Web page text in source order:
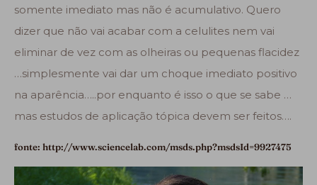
somente imediato mas não é acumulativo. Quero
dizer que não vai acabar com a celulites nem vai
eliminar de vez com as olheiras ou pequenas flacidez
…simplesmente vai dar um choque imediato positivo
na aparência…..por enquanto é isso o que se sabe …
mas estudos de aplicação tópica devem ser feitos….
fonte: http://www.sciencelab.com/msds.php?msdsId=9927475